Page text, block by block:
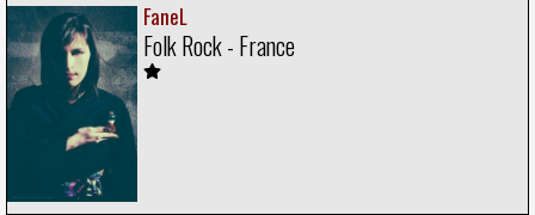
FaneL
Folk Rock - France